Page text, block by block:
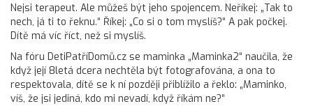
Nejsi terapeut. Ale můžeš být jeho spojencem. Neříkej: „Tak to
nech, já ti to řeknu.“ Říkej: „Co si o tom myslíš?“ A pak počkej.
Dítě má víc říct, než si myslíš.
Na fóru DetiPatříDomů.cz se maminka „Maminka2“ naučila, že
když její 8letá dcera nechtěla být fotografována, a ona to
respektovala, dítě se k ní později přiblížilo a řeklo: „Maminko,
víš, že jsi jediná, kdo mi nevadí, když říkám ne?“